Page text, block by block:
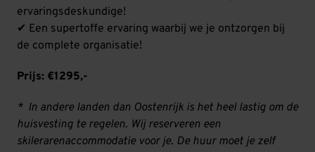
ervaringsdeskundige!
✔ Een supertoffe ervaring waarbij we je ontzorgen bij
de complete organisatie!
Prijs: €1295,-
* In andere landen dan Oostenrijk is het heel lastig om de
huisvesting te regelen. Wij reserveren een
skilerarenaccommodatie voor je. De huur moet je zelf